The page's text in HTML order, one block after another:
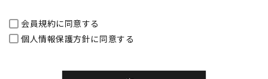
会員規約に同意する
個人情報保護方針に同意する